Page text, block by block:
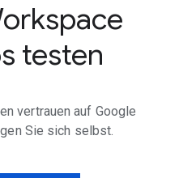
testen
vertrauen auf Google
Sie sich selbst.